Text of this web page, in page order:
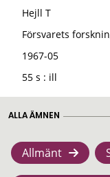
Hejll T
Försvarets
1967-05
55 s : ill
ALLA ÄMNEN
Allmänt